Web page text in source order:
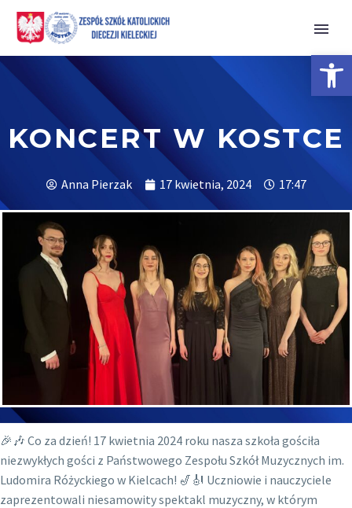
KONCERT W KOSTCE
Anna Pierzak 17 kwietnia, 2024 17:47
🎉🎶 Co za dzień! 17 kwietnia 2024 roku nasza szkoła gościła
niezwykłych gości z Państwowego Zespołu Szkół Muzycznych im.
Ludomira Różyckiego w Kielcach! 🎷🎻 Uczniowie i nauczyciele
zaprezentowali niesamowity spektakl muzyczny, w którym